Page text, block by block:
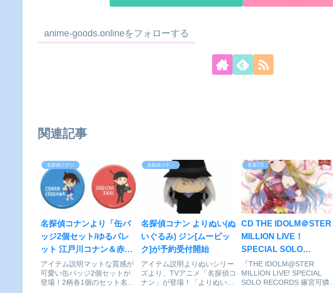
anime-goods.onlineをフォローする
関連記事
名探偵コナン
名探偵コナンより「缶バ
ッジ2個セット/ゆるパレ
ット 江戸川コナン＆赤井
秀一」が予約受付開始
アイテム説明マットな質感が
可愛い缶バッジ2個セットが
登場！2柄各1個のセット名探
名探偵コナン
名探偵コナン よりぬい(ぬ
いぐるみ) ジン[ムービッ
ク]が予約受付開始
アイテム説明よりぬいシリー
ズより、TVアニメ「名探偵コ
ナン」が登場！「よりぬい」
音楽CD
CD THE IDOLM＠STER
MILLION LIVE！
SPECIAL SOLO
RECORDS 篠宮可憐[バ
ンダイナムコミュージッ
クライブ]が予約受付中
『THE IDOLM@STER
MILLION LIVE! SPECIAL
SOLO RECORDS 篠宮可憐』